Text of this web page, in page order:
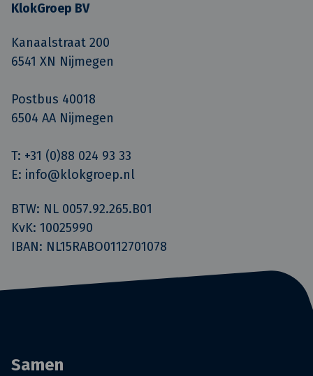
KlokGroep BV
Kanaalstraat 200
6541 XN Nijmegen
Postbus 40018
6504 AA Nijmegen
T: +31 (0)88 024 93 33
E: info@klokgroep.nl
BTW: NL 0057.92.265.B01
KvK: 10025990
IBAN: NL15RABO0112701078
Samen